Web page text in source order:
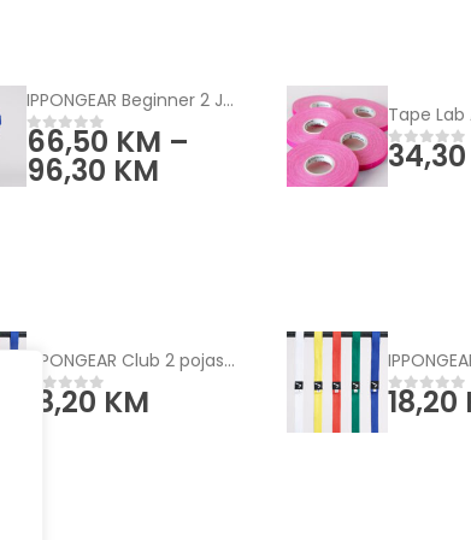
IPPONGEAR Beginner 2 Judo kimono plavi
0od 5
66,50 KM –
96,30 KM
IPPONGEAR Club 2 pojas - jednobojni
od 5
18,20 KM
0od 5
34,30
od 5
18,20